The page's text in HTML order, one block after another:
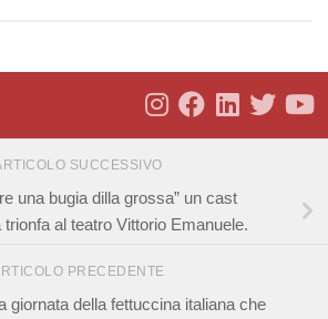
SUCCESSIVO
una bugia dilla grossa” un cast
trionfa al teatro Vittorio Emanuele.
PRECEDENTE
giornata della fettuccina italiana che